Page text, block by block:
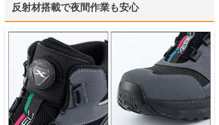
反射材搭載で夜間作業も安心